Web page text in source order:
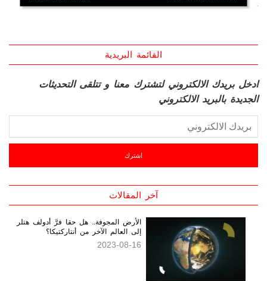
القائمة البريدية
ادخل بريدك الالكتروني لتشترك معنا و تتلقى التحديثات
الجديدة بالبريد الالكتروني
آخر المقالات
الأرض المجوفة.. هل حقا فرَّ أدولف هتلر
إلى العالم الآخر من أنتاركتيكا؟
2023-08-16